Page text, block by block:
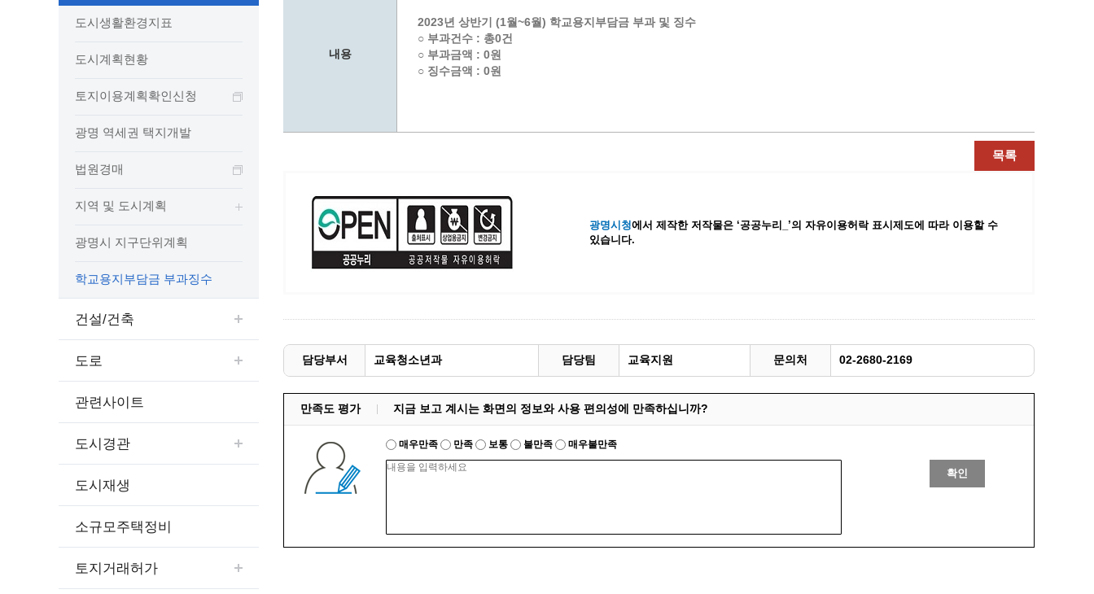
사전정보공표
행정정보공개안내
정보공개 비공개 세부기준
행정정보공개청구
업무추진비(시장·부시장·실국장)
인센티브 적립·사용
예산집행실명공개
공공시설물 설치 비용 공개
겸직허가 현황
세움터(건축 행정 시스템)
광명의 상징물
대법원인터넷등기소
110화상수화통역서비스
고객서비스 표준 매뉴얼
민원편람
절차
자주하는 질문
위치안내
상담안내
시민의 소리
가족관계등록
정보통신공사 감리원 배치신고
정보통신설비 유지보수·관리 제도
정보통신 사용전 검사
시민참여방
행정규제 개혁
적극행정
광명시민대상
시민건의
고향사랑기부제
공유농업
정장대여신청
노동조합
문화유통업 현황
문화관광 해설사
테마파크업 현황
역사관
도시생활환경지표
도시계획현황
토지이용계획확인신청
광명 역세권 택지개발
법원경매
지역 및 도시계획
광명시 지구단위계획
학교용지부담금 부과징수
건설/건축
도로
관련사이트
도시경관
도시재생
소규모주택정비
토지거래허가
내용
2023년 상반기 (1월~6월) 학교용지부담금 부과 및 징수
○ 부과건수 : 총0건
○ 부과금액 : 0원
○ 징수금액 : 0원
목록
광명시청에서 제작한 저작물은 ‘공공누리_’의 자유이용허락 표시제도에 따라 이용할 수
있습니다.
담당부서 교육청소년과 담당팀 교육지원 문의처 02-2680-2169
만족도 평가 지금 보고 계시는 화면의 정보와 사용 편의성에 만족하십니까?
매우만족 만족 보통 불만족 매우불만족
확인